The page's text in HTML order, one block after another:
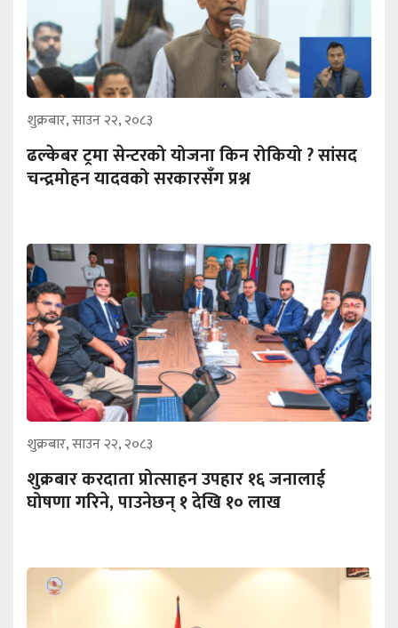
शुक्रबार, साउन २२, २०८३
ढल्केबर ट्रमा सेन्टरको योजना किन रोकियो ? सांसद
चन्द्रमोहन यादवको सरकारसँग प्रश्न
शुक्रबार, साउन २२, २०८३
शुक्रबार करदाता प्रोत्साहन उपहार १६ जनालाई
घोषणा गरिने, पाउनेछन् १ देखि १० लाख